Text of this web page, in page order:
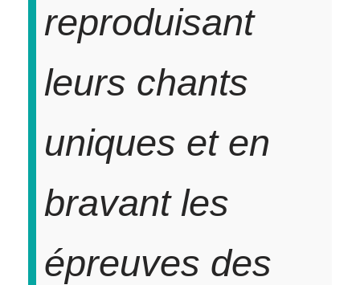
reproduisant
leurs chants
uniques et en
bravant les
épreuves des